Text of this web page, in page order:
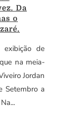
Da
o
exibição de
na meia-
Jordan
Setembro a